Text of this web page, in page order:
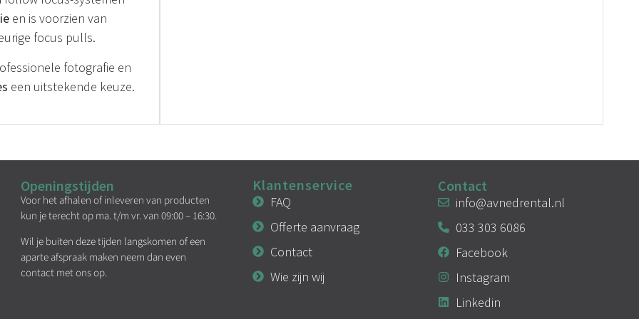
en is voorzien van
focus pulls.
fotografie en
een uitstekende keuze.
Openingstijden
Voor het afhalen of inleveren van producten
kun je terecht op ma. t/m vr. van 09:00 – 16:30.
Wil je buiten deze tijden langskomen of een
aparte afspraak maken neem dan even
contact met ons op.
Klantenservice
FAQ
Offerte aanvraag
Contact
Wie zijn wij
Contact
info@avnedrental.nl
033 303 6086
Facebook
Instagram
Linkedin